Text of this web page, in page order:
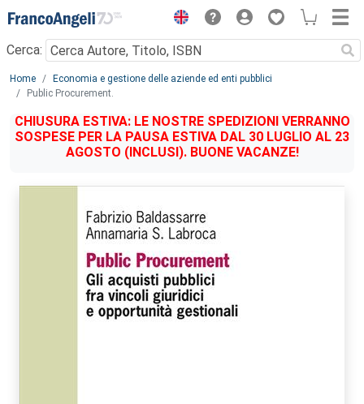
Menu
Cerca:
Main content
Home
Economia e gestione delle aziende ed enti pubblici
Public Procurement.
CHIUSURA ESTIVA: LE NOSTRE SPEDIZIONI VERRANNO
SOSPESE PER LA PAUSA ESTIVA DAL 30 LUGLIO AL 23
AGOSTO (INCLUSI). BUONE VACANZE!